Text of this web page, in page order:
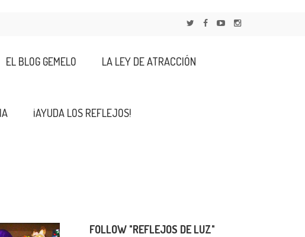
EL BLOG GEMELO LA LEY DE ATRACCIÓN
¡AYUDA LOS REFLEJOS!
FOLLOW "REFLEJOS DE LUZ"